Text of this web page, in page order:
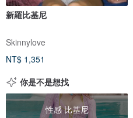
新羅比基尼
Skinnylove
NT$ 1,351
你是不是想找
性感 比基尼